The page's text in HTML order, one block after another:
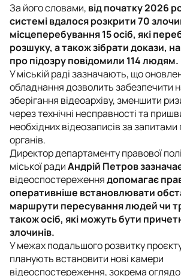
За його словами, від початку 2026
системі вдалося розкрити 70
місцеперебування 15 осіб, які
розшуку, а також зібрати докази, на
про підозру повідомили 114 людям.
У міській раді зазначають, що
обладнання дозволить забезпечити
зберігання відеоархіву, зменшити
через технічні несправності та
необхідних відеозаписів за
органів.
Директор департаменту правової
міської радиАндрій Петров
відеоспостереженнядопомагає
оперативніше встановлювати
маршрути пересування людей чи
також осіб, які можуть бути
злочинів.
У межах подальшого розвитку проєкту
планують встановити нові камери
відеоспостереження, зокрема